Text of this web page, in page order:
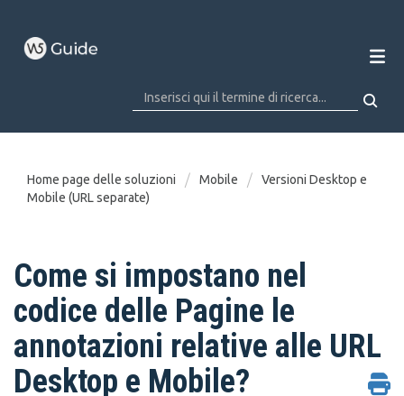
Home page delle soluzioni Mobile
Versioni Desktop e
Mobile (URL separate)
Come si impostano nel
codice delle Pagine le
annotazioni relative alle URL
Desktop e Mobile?